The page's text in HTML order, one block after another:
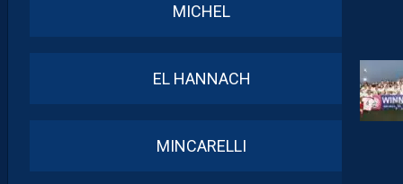
MICHEL
EL HANNACH
MINCARELLI